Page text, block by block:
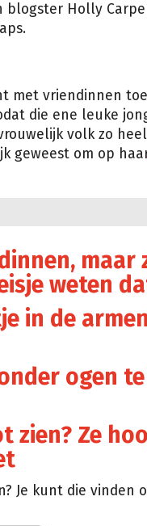
blogster Holly
met vriendinnen
die ene leuke
volk zo
geweest om op
weten
in de
ogen
zien? Ze
Je kunt die vinden